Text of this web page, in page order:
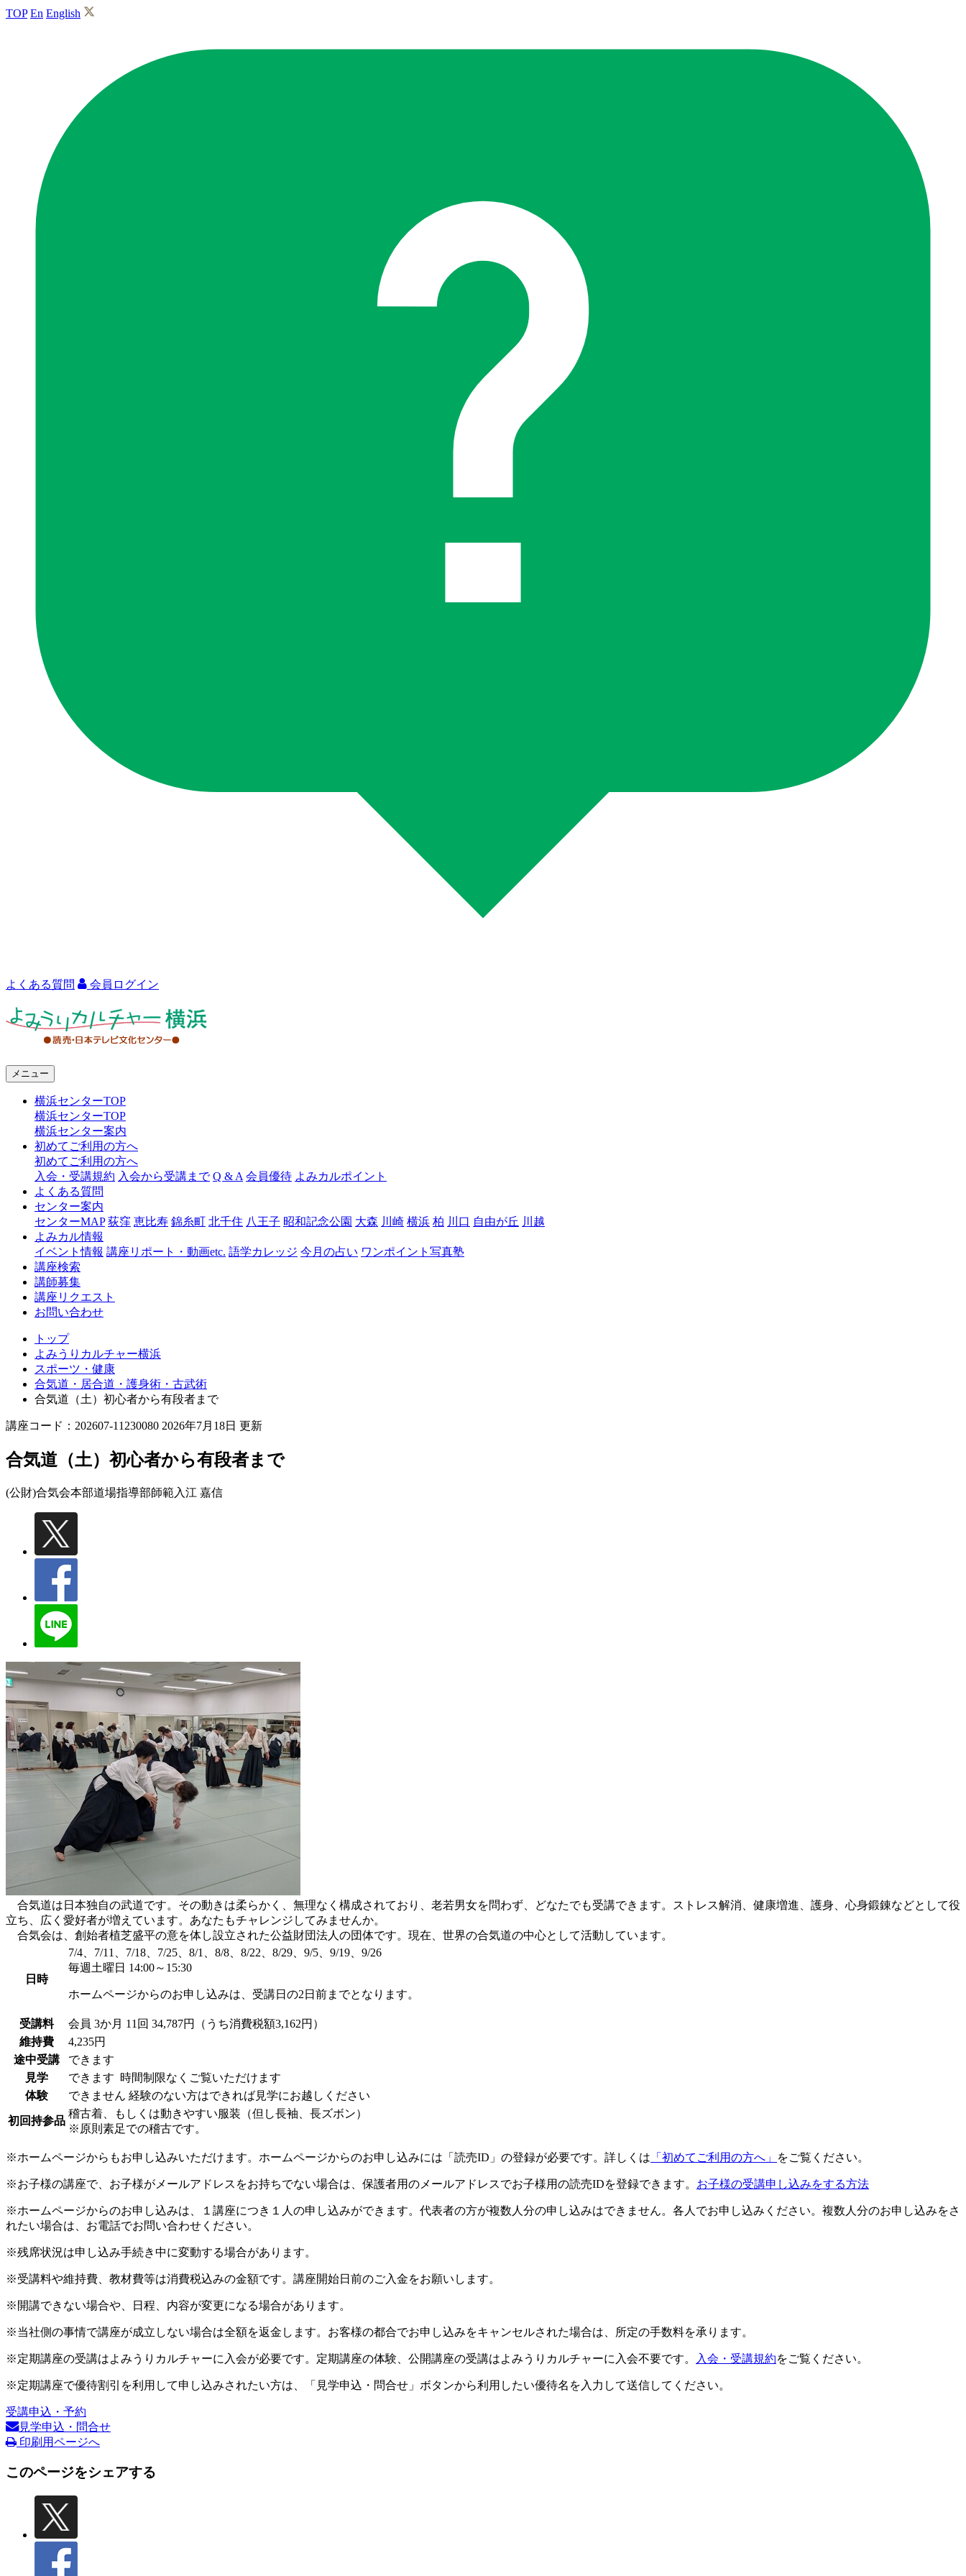
TOP En English
よくある質問 会員ログイン
ャ
横
浜
メニュー
横浜センターTOP
横浜センターTOP
横浜センター案内
初めてご利用の方へ
初めてご利用の方へ
入会・受講規約 入会から受講まで Q & A 会員優待 よみカルポイント
よくある質問
センター案内
センターMAP 荻窪 恵比寿 錦糸町 北千住 八王子 昭和記念公園 大森 川崎 横浜 柏 川口 自由が丘 川越
よみカル情報
イベント情報 講座リポート・動画etc. 語学カレッジ 今月の占い ワンポイント写真塾
講座検索
講師募集
講座リクエスト
お問い合わせ
トップ
よみうりカルチャー横浜
スポーツ・健康
合気道・居合道・護身術・古武術
合気道（土）初心者から有段者まで
講座コード：202607-11230080 2026年7月18日 更新
合気道（土）初心者から有段者まで
(公財)合気会本部道場指導部師範 入江 嘉信
合気道は日本独自の武道です。その動きは柔らかく、無理なく構成されており、老若男女を問わず、どなたでも受講できます。ストレス解消、健康増進、護身、心身鍛錬などとして役
立ち、広く愛好者が増えています。あなたもチャレンジしてみませんか。
合気会は、創始者植芝盛平の意を体し設立された公益財団法人の団体です。現在、世界の合気道の中心として活動しています。
日時
7/4、7/11、7/18、7/25、8/1、8/8、8/22、8/29、9/5、9/19、9/26
毎週土曜日 14:00～15:30
ホームページからのお申し込みは、受講日の2日前までとなります。
受講料 会員 3か月 11回 34,787円（うち消費税額3,162円）
維持費
4,235円
途中受講
できます
見学
できます 時間制限なくご覧いただけます
体験
できません 経験のない方はできれば見学にお越しください
初回持参品
稽古着、もしくは動きやすい服装（但し長袖、長ズボン）
※原則素足での稽古です。
※ホームページからもお申し込みいただけます。ホームページからのお申し込みには「読売ID」の登録が必要です。詳しくは 「初めてご利用の方へ」 をご覧ください。
※お子様の講座で、お子様がメールアドレスをお持ちでない場合は、保護者用のメールアドレスでお子様用の読売IDを登録できます。 お子様の受講申し込みをする方法
※ホームページからのお申し込みは、１講座につき１人の申し込みができます。代表者の方が複数人分の申し込みはできません。各人でお申し込みください。複数人分のお申し込みをさ
れたい場合は、お電話でお問い合わせください。
※残席状況は申し込み手続き中に変動する場合があります。
※受講料や維持費、教材費等は消費税込みの金額です。講座開始日前のご入金をお願いします。
※開講できない場合や、日程、内容が変更になる場合があります。
※当社側の事情で講座が成立しない場合は全額を返金します。お客様の都合でお申し込みをキャンセルされた場合は、所定の手数料を承ります。
※定期講座の受講はよみうりカルチャーに入会が必要です。定期講座の体験、公開講座の受講はよみうりカルチャーに入会不要です。 入会・受講規約をご覧ください。
※定期講座で優待割引を利用して申し込みされたい方は、「見学申込・問合せ」ボタンから利用したい優待名を入力して送信してください。
受講申込・予約
見学申込・問合せ
印刷用ページへ
このページをシェアする